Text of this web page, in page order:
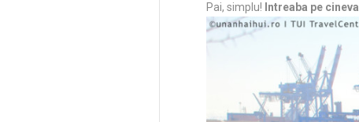
Pai, simplu! Intreaba pe cineva